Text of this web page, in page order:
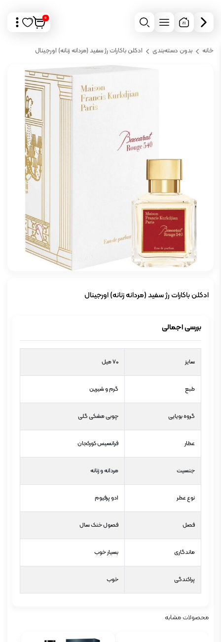
0
خانه بدون دسته‌بندی ادکلن باکارات رژ سفید (مردانه زنانه) اورجینال
ادکلن باکارات رژ سفید (مردانه زنانه) اورجینال
بررسی اجمالی
سایز 70 میل
طبع گرم و شیرین
گروه بویایی چوبی مشکی گلی
عطار فرانسیس کورکجان
جنسیت مردانه و زنانه
نوع عطر ادو پرفیوم
فصل فصول خنک سال
ماندگاری بسیار خوب
پراکندگی خوب
محصولات مشابه